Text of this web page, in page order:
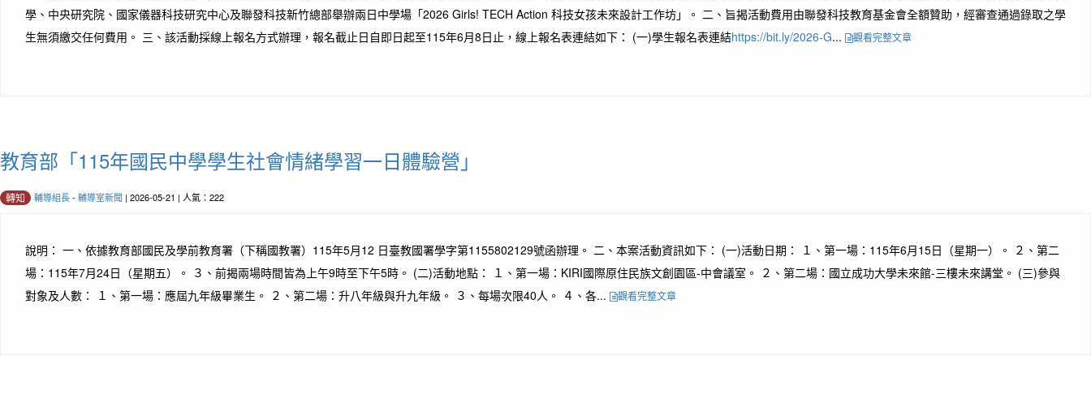
學、中央研究院、國家儀器科技研究中心及聯發科技新竹總部舉辦兩日中學場「2026 Girls! TECH Action 科技女孩未來設計工作坊」。 二、旨揭活動費用由聯發科技教育基金會全額贊助，經審查通過錄取之學
生無須繳交任何費用。 三、該活動採線上報名方式辦理，報名截止日自即日起至115年6月8日止，線上報名表連結如下： (一)學生報名表連結https://bit.ly/2026-G... 觀看完整文章
教育部「115年國民中學學生社會情緒學習一日體驗營」
轉知 輔導組長- 輔導室新聞 | 2026-05-21 | 人氣：222
說明： 一、依據教育部國民及學前教育署（下稱國教署）115年5月12 日臺教國署學字第1155802129號函辦理。 二、本案活動資訊如下： (一)活動日期： １、第一場：115年6月15日（星期一）。 ２、第二
場：115年7月24日（星期五）。 ３、前揭兩場時間皆為上午9時至下午5時。 (二)活動地點： １、第一場：KIRI國際原住民族文創園區-中會議室。 ２、第二場：國立成功大學未來館-三樓未來講堂。 (三)參與
對象及人數： １、第一場：應屆九年級畢業生。 ２、第二場：升八年級與升九年級。 ３、每場次限40人。 ４、各...
觀看完整文章